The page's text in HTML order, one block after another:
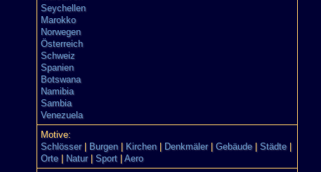
Seychellen
Marokko
Norwegen
Österreich
Schweiz
Spanien
Botswana
Namibia
Sambia
Venezuela
Motive:
Schlösser| Burgen| Kirchen| Denkmäler| Gebäude| Städte|
Orte| Natur| Sport| Aero